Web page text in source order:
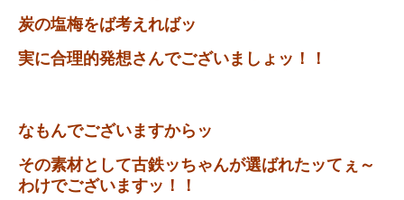
炭の塩梅をば考えればッ
実に合理的発想さんでございましょッ！！
なもんでございますからッ
その素材として古鉄ッちゃんが選ばれたッてぇ～
わけでございますッ！！